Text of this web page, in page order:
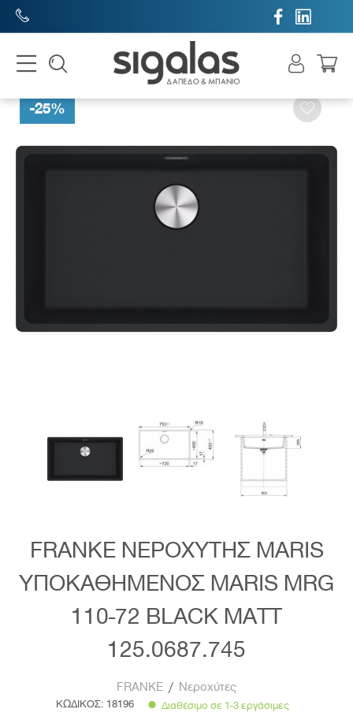
 
-25%
FRANKE ΝΕΡΟΧΥΤΗΣ MARIS
ΥΠΟΚΑΘΗΜΕΝΟΣ MARIS MRG
110-72 BLACK MATT
125.0687.745
FRANKE / Νεροχύτες
ΚΩΔΙΚΟΣ: 18196 Διαθέσιμο σε 1-3 εργάσιμες